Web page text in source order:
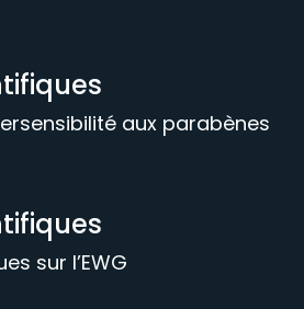
aux parabènes
sur l’EWG